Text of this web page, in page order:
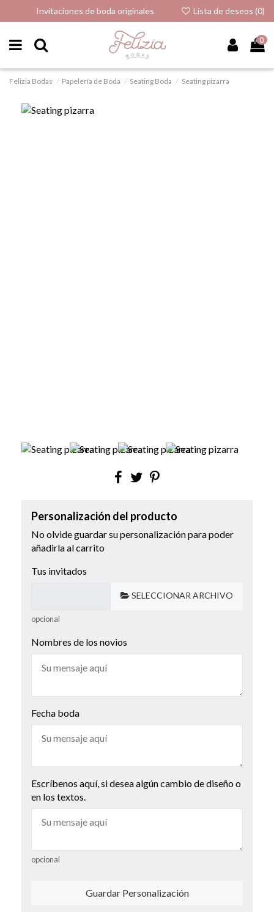
Invitaciones de boda originales Lista de deseos (0)
0
Felizia Bodas Papelería de Boda Seating Boda Seating pizarra
Personalización del producto
No olvide guardar su personalización para poder
añadirla al carrito
Tus invitados
SELECCIONAR ARCHIVO
opcional
Nombres de los novios
Fecha boda
Escríbenos aquí, si desea algún cambio de diseño o
en los textos.
opcional
Guardar Personalización